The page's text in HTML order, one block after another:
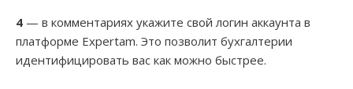
4 — в комментариях укажите свой логин аккаунта в
платформе Expertam. Это позволит бухгалтерии
идентифицировать вас как можно быстрее.